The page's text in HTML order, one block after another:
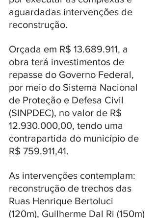
aguardadas intervenções de
reconstrução.
Orçada em R$ 13.689.911, a
obra terá investimentos de
repasse do Governo Federal,
por meio do Sistema Nacional
de Proteção e Defesa Civil
(SINPDEC), no valor de R$
12.930.000,00, tendo uma
contrapartida do município de
R$ 759.911,41.
As intervenções contemplam:
reconstrução de trechos das
Ruas Henrique Bertoluci
(120m), Guilherme Dal Ri (150m)